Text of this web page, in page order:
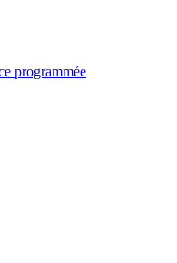
programmée